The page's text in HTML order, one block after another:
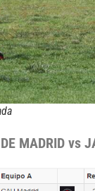
MADRID vs